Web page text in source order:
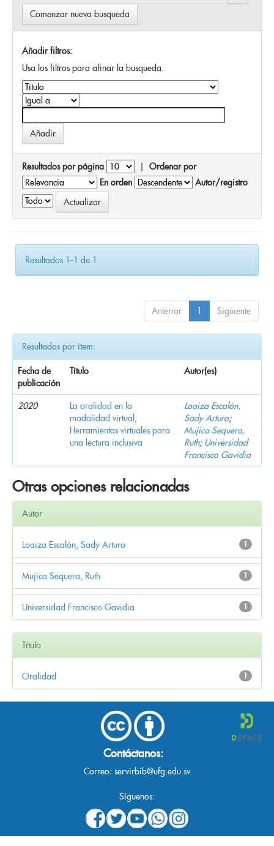
Comenzar nueva busqueda
Añadir filtros:
Usa los filtros para afinar la busqueda.
Resultados por página | Ordenar por
En orden
Autor/registro
Resultados 1-1 de 1.
Anterior 1 Siguiente
Resultados por ítem:
Fecha de
publicación
Título Autor(es)
2020
La oralidad en la
modalidad virtual;
Herramientas virtuales para
una lectura inclusiva
Loaiza Escalón,
Sady Arturo;
Mujica Sequera,
Ruth; Universidad
Francisco Gavidia
Otras opciones relacionadas
Autor
1
Loaiza Escalón, Sady Arturo
1
Mujica Sequera, Ruth
1
Universidad Francisco Gavidia
Título
1
Oralidad
Contáctanos:
Correo: servirbib@ufg.edu.sv
Síguenos: